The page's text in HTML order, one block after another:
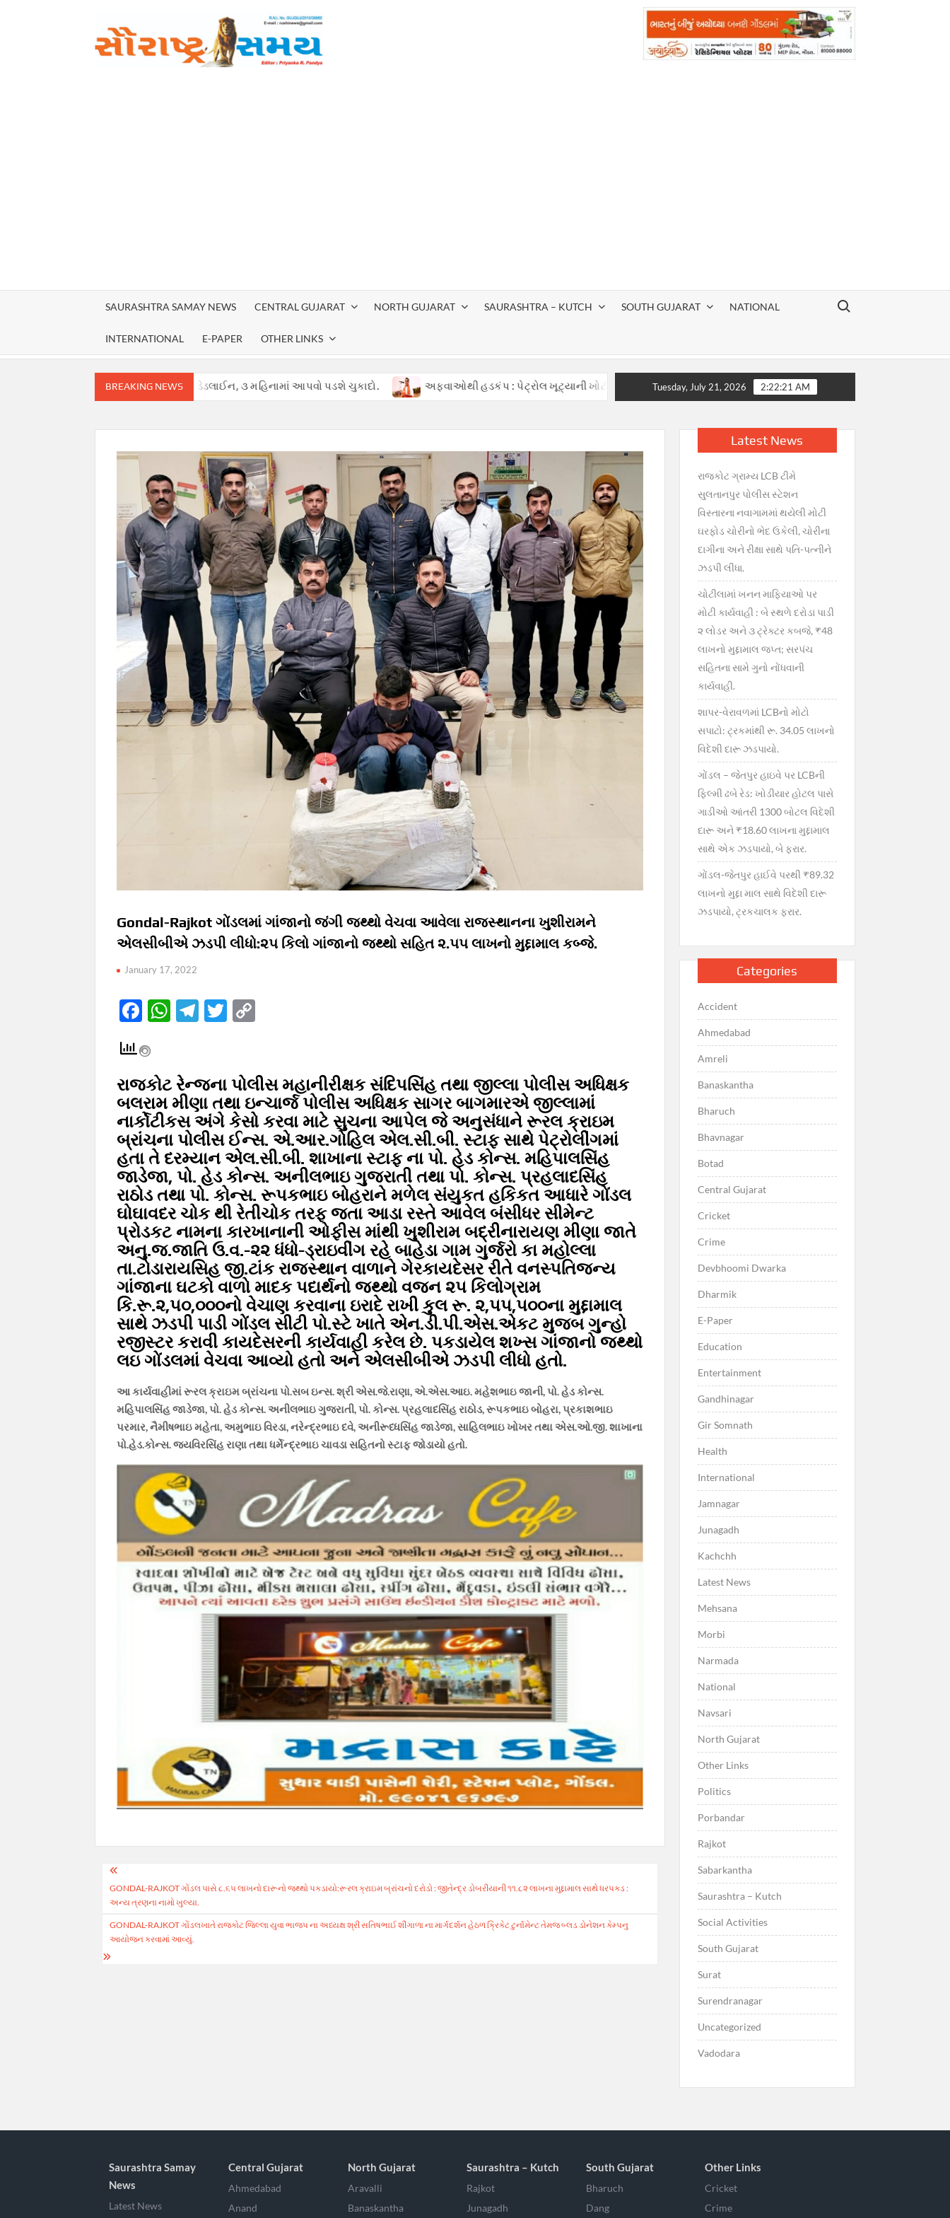
SAURASHTRA SAMAY NEWS CENTRAL GUJARAT NORTH GUJARAT SAURASHTRA – KUTCH SOUTH GUJARAT NATIONAL
INTERNATIONAL E-PAPER OTHER LINKS
Search for:
BREAKING NEWS
હાઈકોર્ટ માટે નક્કી કરી ડેડલાઈન, ૩ મહિનામાં આપવો પડશે ચુકાદો. અફવાઓથી હડકંપ : પેટ્રોલ ખૂટ્યાની ખોટી વાતોથી ગુજરાતમાં ગભરાટ, સરકારની તાત્કાલિક સ્પષ્ટતા : જથ્થો પૂરતો છે, અફવાઓથી દૂર
Tuesday, July 21, 2026 2:22:22 AM
Gondal-Rajkot ગોંડલમાં ગાંજાનો જંગી જથ્થો વેચવા આવેલા રાજસ્થાનના ખુશીરામને
એલસીબીએ ઝડપી લીધો:૨૫ કિલો ગાંજાનો જથ્થો સહિત ૨.૫૫ લાખનો મુદ્દામાલ કબ્જે.
January 17, 2022
F
e
b
o
o
k
W
s
A
p
p
T
gr
a
m
T
er y
Li
n
k
રાજકોટ રેન્જના પોલીસ મહાનીરીક્ષક સંદિપસિંહ તથા જીલ્લા પોલીસ અધિક્ષક
બલરામ મીણા તથા ઇન્ચાર્જ પોલીસ અધિક્ષક સાગર બાગમારએ જીલ્લામાં
નાર્કોટીકસ અંગે કેસો કરવા માટે સુચના આપેલ જે અનુસંધાને રૂરલ ક્રાઇમ
બ્રાંચના પોલીસ ઈન્સ. એ.આર.ગોહિલ એલ.સી.બી. સ્ટાફ સાથે પેટ્રોલીંગમાં
હતા તે દરમ્યાન એલ.સી.બી. શાખાના સ્ટાફ ના પો. હેડ કોન્સ. મહિપાલસિંહ
જાડેજા, પો. હેડ કોન્સ. અનીલભાઇ ગુજરાતી તથા પો. કોન્સ. પ્રહલાદસિંહ
રાઠોડ તથા પો. કોન્સ. રૂપકભાઇ બોહરાને મળેલ સંયુકત હકિકત આધારે ગોંડલ
ઘોઘાવદર ચોક થી રેતીચોક તરફ જતા આડા રસ્તે આવેલ બંસીધર સીમેન્ટ
પ્રોડકટ નામના કારખાનાની ઓફીસ માંથી ખુશીરામ બદ્રીનારાયણ મીણા જાતે
અનુ.જ.જાતિ ઉ.વ.-૨૨ ધંધો-ડ્રાઇવીંગ રહે બાહેડા ગામ ગુર્જરો કા મહોલ્લા
તા.ટોડારાયસિહ જી.ટાંક રાજસ્થાન વાળાને ગેરકાયદેસર રીતે વનસ્પતિજન્ય
ગાંજાના ઘટકો વાળો માદક પદાર્થનો જથ્થો વજન ૨૫ કિલોગ્રામ
કિ.રૂ.૨,૫૦,૦૦૦નો વેચાણ કરવાના ઇરાદે રાખી કુલ રૂ. ૨,૫૫,૫૦૦ના મુદ્દામાલ
સાથે ઝડપી પાડી ગોંડલ સીટી પો.સ્ટે ખાતે એન.ડી.પી.એસ.એકટ મુજબ ગુન્હો
રજીસ્ટર કરાવી કાયદેસરની કાર્યવાહી કરેલ છે. પકડાયેલ શખ્સ ગાંજાનો જથ્થો
લઇ ગોંડલમાં વેચવા આવ્યો હતો અને એલસીબીએ ઝડપી લીધો હતો.
આ કાર્યવાહીમાં રૂરલ ક્રાઇમ બ્રાંચના પો.સબ ઇન્સ. શ્રી એસ.જે.રાણા, એ.એસ.આઇ. મહેશભાઇ જાની, પો. હેડ કોન્સ.
મહિપાલસિંહ જાડેજા, પો. હેડ કોન્સ. અનીલભાઇ ગુજરાતી, પો. કોન્સ. પ્રહલાદસિંહ રાઠોડ, રૂપકભાઇ બોહરા, પ્રકાશભાઇ
પરમાર, નૈમીષભાઇ મહેતા, અમુભાઇ વિરડા, નરેન્દ્રભાઇ દવે, અનીરૂધ્ધસિંહ જાડેજા, સાહિલભાઇ ખોખર તથા એસ.ઓ.જી. શાખાના
પો.હેડ.કોન્સ. જયવિરસિંહ રાણા તથા ધર્મેન્દ્રભાઇ ચાવડા સહિતનો સ્ટાફ જોડાયો હતો.
Post
navigation
GONDAL-RAJKOT ગોંડલ પાસે ૮.૬૫ લાખનો દારૂનો જથ્થો પકડાયો:રૂરલ ક્રાઇમ બ્રાંચનો દરોડો : જીતેન્દ્ર ડોબરીયાની ૧૧.૮૨ લાખના મુદ્દામાલ સાથે ધરપકડ :
અન્ય ત્રણના નામો ખુલ્યા.
GONDAL-RAJKOT ગોંડલખાતે રાજકોટ જિલ્લા યુવા ભાજપ ના અધ્યક્ષ શ્રી સતિષભાઈ શીંગાળા ના માર્ગદર્શન હેઠળ ક્રિકેટ ટુર્નામેન્ટ તેમજ બ્લડ ડોનેશન કેમ્પનુ
આયોજન કરવામાં આવ્યું.
Latest News
રાજકોટ ગ્રામ્ય LCB ટીમે
સુલતાનપુર પોલીસ સ્ટેશન
વિસ્તારના નવાગામમાં થયેલી મોટી
ઘરફોડ ચોરીનો ભેદ ઉકેલી, ચોરીના
દાગીના અને રીક્ષા સાથે પતિ-પત્નીને
ઝડપી લીધા.
ચોટીલામાં ખનન માફિયાઓ પર
મોટી કાર્યવાહી : બે સ્થળે દરોડા પાડી
૨ લોડર અને ૩ ટ્રેક્ટર કબજે, ₹48
લાખનો મુદ્દામાલ જપ્ત; સરપંચ
સહિતના સામે ગુનો નોંધવાની
કાર્યવાહી.
શાપર-વેરાવળમાં LCBનો મોટો
સપાટો: ટ્રકમાંથી રૂ. 34.05 લાખનો
વિદેશી દારૂ ઝડપાયો.
ગોંડલ – જેતપુર હાઇવે પર LCBની
ફિલ્મી ઢબે રેડ: ખોડીયાર હોટલ પાસે
ગાડીઓ આંતરી 1300 બોટલ વિદેશી
દારૂ અને ₹18.60 લાખના મુદ્દામાલ
સાથે એક ઝડપાયો, બે ફરાર.
ગોંડલ-જેતપુર હાઈવે પરથી ₹89.32
લાખનો મુદ્દા માલ સાથે વિદેશી દારૂ
ઝડપાયો, ટ્રકચાલક ફરાર.
Categories
Accident
Ahmedabad
Amreli
Banaskantha
Bharuch
Bhavnagar
Botad
Central Gujarat
Cricket
Crime
Devbhoomi Dwarka
Dharmik
E-Paper
Education
Entertainment
Gandhinagar
Gir Somnath
Health
International
Jamnagar
Junagadh
Kachchh
Latest News
Mehsana
Morbi
Narmada
National
Navsari
North Gujarat
Other Links
Politics
Porbandar
Rajkot
Sabarkantha
Saurashtra – Kutch
Social Activities
South Gujarat
Surat
Surendranagar
Uncategorized
Vadodara
Saurashtra Samay
News
Latest News
Central Gujarat
Ahmedabad
Anand
North Gujarat
Aravalli
Banaskantha
Saurashtra – Kutch
Rajkot
Junagadh
South Gujarat
Bharuch
Dang
Other Links
Cricket
Crime